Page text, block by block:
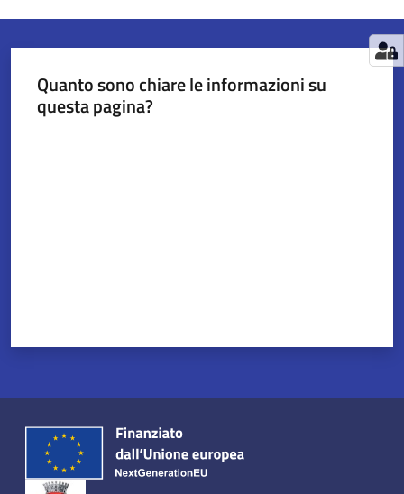
Quanto sono chiare le informazioni su
questa pagina?